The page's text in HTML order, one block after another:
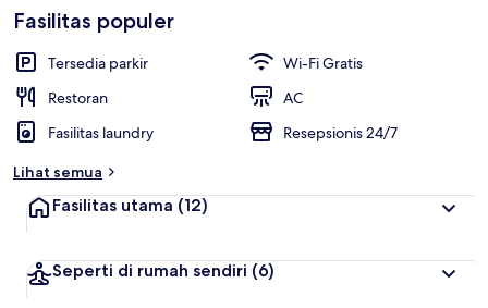
Fasilitas populer
Tersedia parkir
Wi-Fi Gratis
Restoran
AC
Fasilitas laundry
Resepsionis 24/7
Lihat semua
Fasilitas utama (12)
Seperti di rumah sendiri (6)